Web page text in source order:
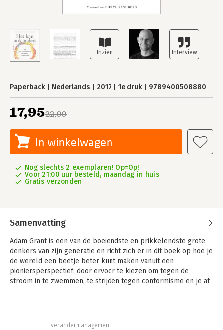
Paperback Nederlands 2017 1e druk 9789400508880
22,99
17,95
In winkelwagen
Nog slechts 2 exemplaren! Op=Op!
Voor 21:00 uur besteld, maandag in huis
Gratis verzonden
Samenvatting
Adam Grant is een van de boeiendste en prikkelendste grote
denkers van zijn generatie en richt zich er in dit boek op hoe je
de wereld een beetje beter kunt maken vanuit een
pioniersperspectief: door ervoor te kiezen om tegen de
stroom in te zwemmen, te strijden tegen conformisme en je af
carrière op het spel te zetten?
verandermanagement